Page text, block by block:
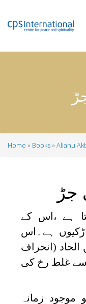
Home Books Allahu
جڑ
ہے ،اس کے
ہے۔اس
(انحراف
سے غلط رخ کی
زمانہ